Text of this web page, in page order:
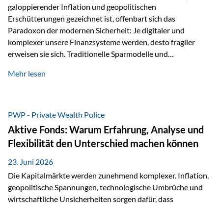
galoppierender Inflation und geopolitischen
Erschütterungen gezeichnet ist, offenbart sich das
Paradoxon der modernen Sicherheit: Je digitaler und
komplexer unsere Finanzsysteme werden, desto fragiler
erweisen sie sich. Traditionelle Sparmodelle und
unumstößlich galten, versagen angesichts der expansiven
Nostalgie dar, sondern ist die modernste und strategisch
klügste Antwort auf globale Instabilität. Physische Werte
und der richtige Rechtsstandort sind heute keine bloße
Option mehr, sondern eine strategische Notwendigkeit. 1.
Der massive Aufwand hinter einem winzigen…
Mehr lesen
PWP - Private Wealth Police
Aktive Fonds: Warum Erfahrung, Analyse und
Flexibilität den Unterschied machen können
23. Juni 2026
Die Kapitalmärkte werden zunehmend komplexer. Inflation,
geopolitische Spannungen, technologische Umbrüche und
wirtschaftliche Unsicherheiten sorgen dafür, dass